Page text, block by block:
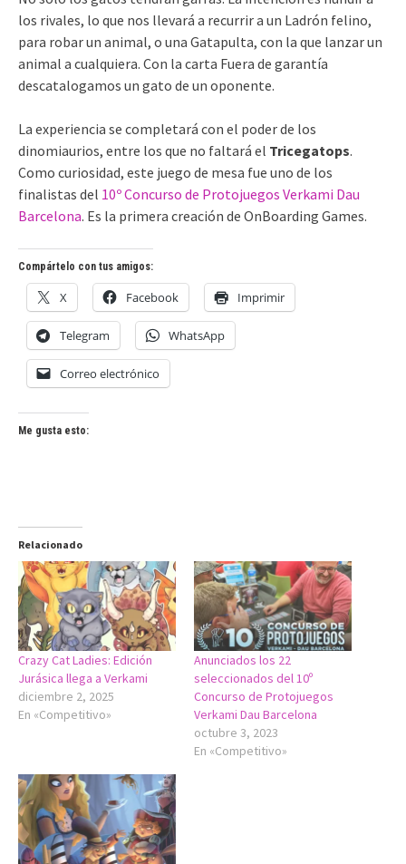
los rivales, lo que nos llevará a recurrir a un Ladrón felino,
para robar un animal, o una Gatapulta, con la que lanzar un
animal a cualquiera. Con la carta Fuera de garantía
descatalogamos un gato de un oponente.
La experiencia se completará con el poder de los
dinomiaurios, entre los que no faltará el Tricegatops.
Como curiosidad, este juego de mesa fue uno de los
finalistas del 10º Concurso de Protojuegos Verkami Dau
Barcelona. Es la primera creación de OnBoarding Games.
Compártelo con tus amigos:
X Facebook Imprimir
Telegram WhatsApp
Correo electrónico
Me gusta esto:
Relacionado
Crazy Cat Ladies: Edición
Jurásica llega a Verkami
diciembre 2, 2025
En «Competitivo»
Anunciados los 22
seleccionados del 10º
Concurso de Protojuegos
Verkami Dau Barcelona
octubre 3, 2023
En «Competitivo»